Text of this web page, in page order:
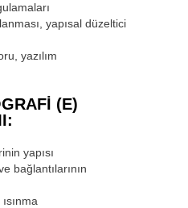
yapısal düzeltici
yazılım
(E)
yapısı
bağlantılarının